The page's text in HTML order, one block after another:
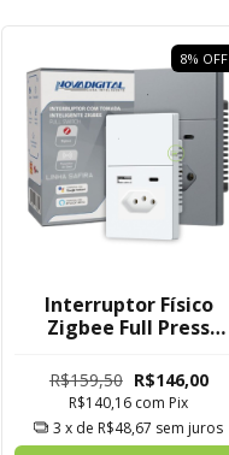
8% OFF
Interruptor Físico
Zigbee Full Press
Botão com Tomada +
USB C
R$159,50 R$146,00
R$140,16 com Pix
3 x de R$48,67 sem juros